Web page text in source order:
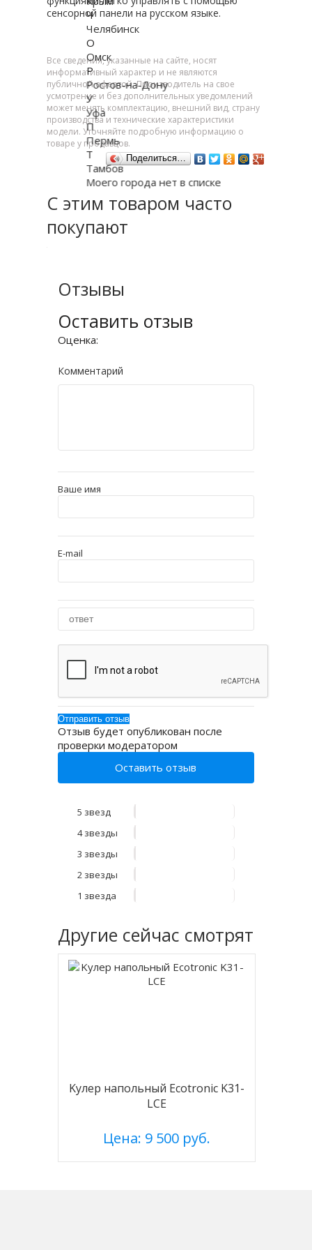
сенсорной панели на русском языке.
Все сведения, указанные на сайте, носят
информативный характер и не являются
публичной офертой. Производитель на свое
усмотрение и без дополнительных уведомлений
может менять комплектацию, внешний вид, страну
производства и технические характеристики
модели. Уточняйте подробную информацию о
товаре у продавцов.
Поделиться…
С этим товаром часто
покупают
Отзывы
Оставить отзыв
Оценка:
Комментарий
Ваше имя
E-mail
Отзыв будет опубликован после
проверки модератором
Оставить отзыв
5 звезд
4 звезды
3 звезды
2 звезды
1 звезда
Другие сейчас смотрят
Kулер напольный Ecotronic K31-
LCE
Цена: 9 500 руб.
Ч
Челябинск
О
Омск
Р
Ростов-на-Дону
У
Уфа
П
Пермь
Т
Тамбов
Моего города нет в списке